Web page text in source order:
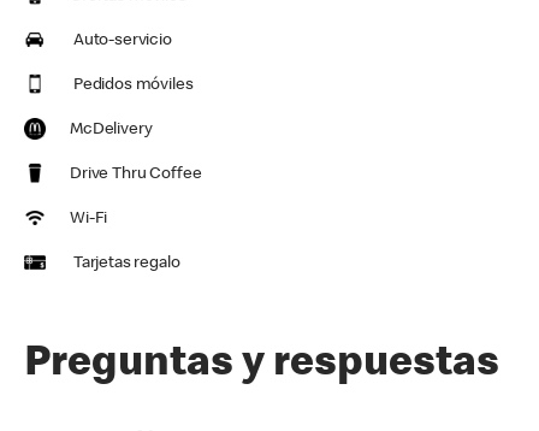
Auto-servicio
Pedidos móviles
McDelivery
Drive Thru Coffee
Wi-Fi
Tarjetas regalo
Preguntas y respuestas